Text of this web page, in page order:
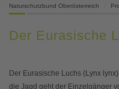
Naturschutzbund Oberösterreich
Der Eurasische
Der Eurasische Luchs (Lynx
die Jagd geht der Einzelgänger